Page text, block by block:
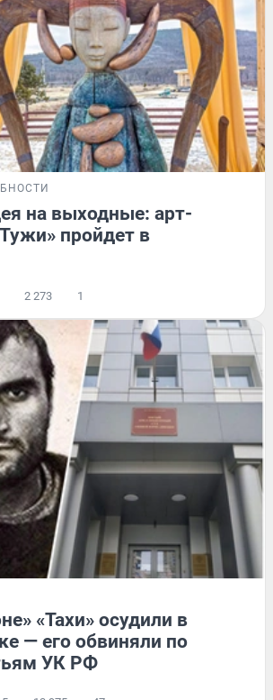
на выходные: арт-
пройдет в
2 273 1
«Тахи» осудили в
— его обвиняли по
УК РФ